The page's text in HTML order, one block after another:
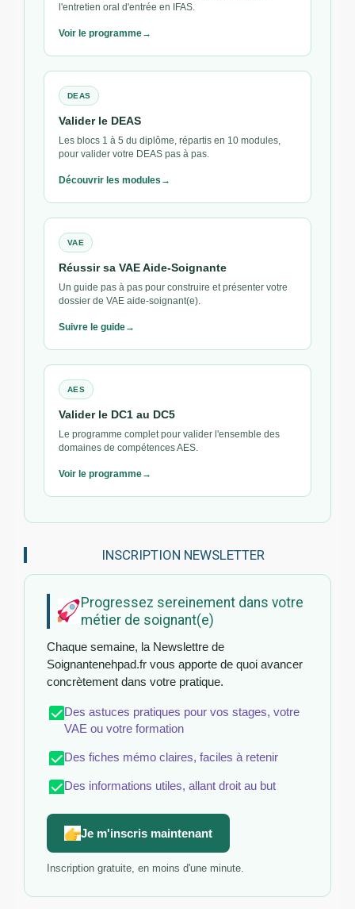
l'entretien oral d'entrée en IFAS.
Voir le programme
DEAS
Valider le DEAS
Les blocs 1 à 5 du diplôme, répartis en 10 modules,
pour valider votre DEAS pas à pas.
Découvrir les modules
VAE
Réussir sa VAE Aide-Soignante
Un guide pas à pas pour construire et présenter votre
dossier de VAE aide-soignant(e).
Suivre le guide
AES
Valider le DC1 au DC5
Le programme complet pour valider l'ensemble des
domaines de compétences AES.
Voir le programme
INSCRIPTION NEWSLETTER
Progressez sereinement dans votre
métier de soignant(e)
Chaque semaine, la Newslettre de
Soignantenehpad.fr vous apporte de quoi avancer
concrètement dans votre pratique.
Des astuces pratiques pour vos stages, votre
VAE ou votre formation
Des fiches mémo claires, faciles à retenir
Des informations utiles, allant droit au but
Je m'inscris maintenant
Inscription gratuite, en moins d'une minute.